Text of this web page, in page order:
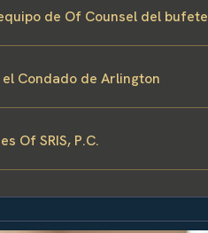
de Of Counsel del bufete
Condado de Arlington
Of SRIS, P.C.